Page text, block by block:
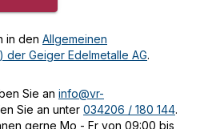
in den Allgemeinen
Geiger Edelmetalle AG.
Sie an info@vr-
Sie an unter 034206 / 180 144.
gerne Mo - Fr von 09:00 bis